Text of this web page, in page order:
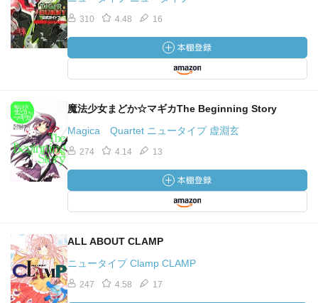
310 4.48 16
魔法少女まどか☆マギカThe Beginning Story
Magica Quartet ニュータイプ 虚淵玄
274 4.14 13
ALL ABOUT CLAMP
ニュータイプ Clamp CLAMP
247 4.58 17